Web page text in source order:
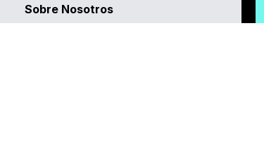
Sobre Nosotros